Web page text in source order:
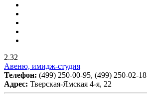
2.32
Авеню, имидж-студия
Телефон: (499) 250-00-95, (499) 250-02-18
Адрес: Тверская-Ямская 4-я, 22